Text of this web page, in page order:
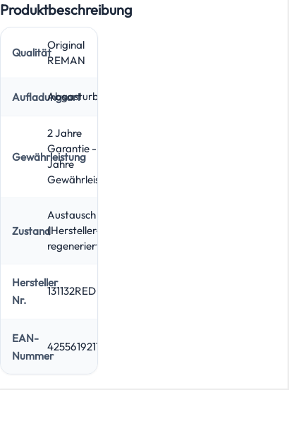
Produktbeschreibung
Qualität
Original
REMAN
AufladungsartAbgasturbolader
Gewährleistung
2 Jahre
Garantie - 5
Jahre
Gewährleistung
Zustand
Austausch
(Hersteller-
regeneriert)
Hersteller
Nr.
131132RED
EAN-
Nummer
4255619217233